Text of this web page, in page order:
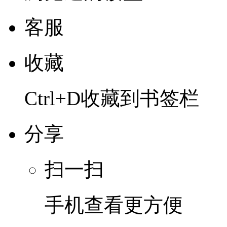
客服
收藏
Ctrl+D收藏到书签栏
分享
扫一扫
手机查看更方便